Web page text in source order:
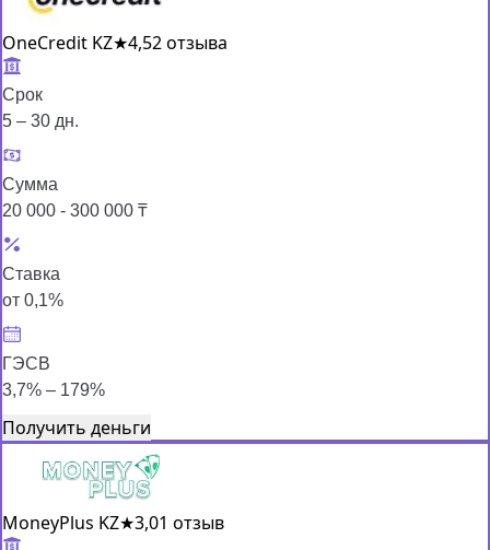
OneCredit KZ★4,52 отзыва
Срок
5 – 30 дн.
Сумма
20 000 - 300 000 ₸
Ставка
от 0,1%
ГЭСВ
3,7% – 179%
Получить деньги
MoneyPlus KZ★3,01 отзыв